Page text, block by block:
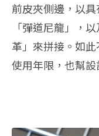
前皮夾側邊，以
「彈道尼龍」，
革」來拼接。如
使用年限，也幫